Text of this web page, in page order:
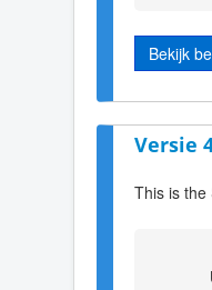
Bekijk
Versie
This is the